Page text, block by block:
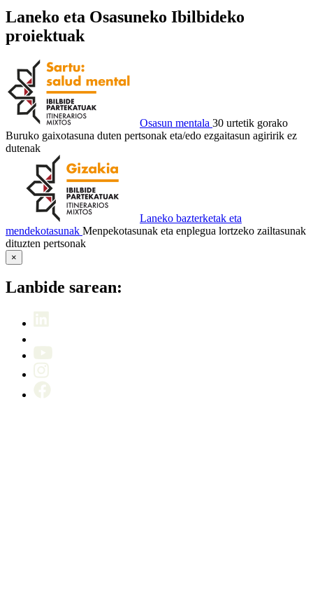
Laneko eta Osasuneko Ibilbideko
proiektuak
Osasun mentala 30 urtetik gorako
Buruko gaixotasuna duten pertsonak eta/edo ezgaitasun agiririk ez
dutenak
Laneko bazterketak eta
mendekotasunak Menpekotasunak eta enplegua lortzeko zailtasunak
dituzten pertsonak
×
Lanbide sarean: